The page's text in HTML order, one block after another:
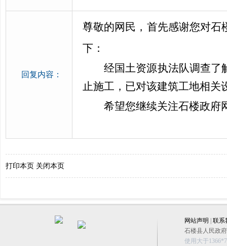
回复内容：
尊敬的网民，首先感谢您对石
下：
经国土资源执法队调查了
止施工，已对该建筑工地相关
希望您继续关注石楼政府
打印本页 关闭本页
网站声明
联系
石楼县人民政
使用大于